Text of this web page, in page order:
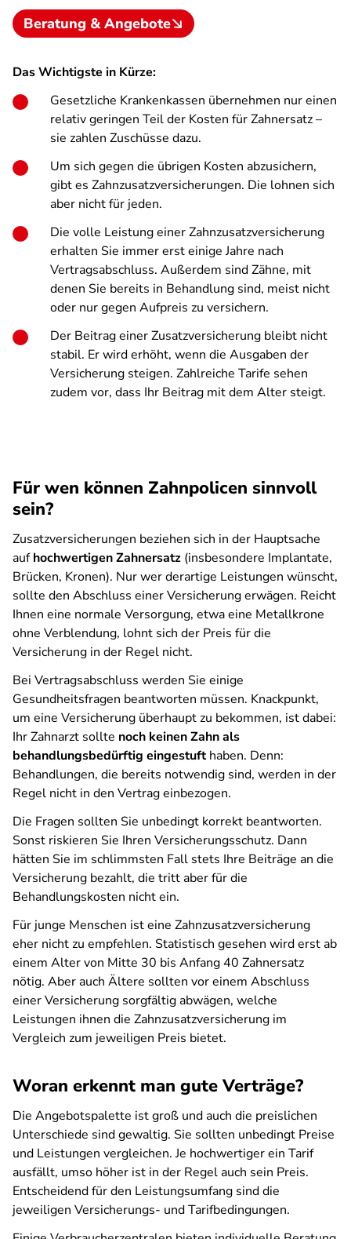
Beratung & Angebote
Das Wichtigste in Kürze:
Gesetzliche Krankenkassen übernehmen nur einen
relativ geringen Teil der Kosten für Zahnersatz –
sie zahlen Zuschüsse dazu.
Um sich gegen die übrigen Kosten abzusichern,
gibt es Zahnzusatzversicherungen. Die lohnen sich
aber nicht für jeden.
Die volle Leistung einer Zahnzusatzversicherung
erhalten Sie immer erst einige Jahre nach
Vertragsabschluss. Außerdem sind Zähne, mit
denen Sie bereits in Behandlung sind, meist nicht
oder nur gegen Aufpreis zu versichern.
Der Beitrag einer Zusatzversicherung bleibt nicht
stabil. Er wird erhöht, wenn die Ausgaben der
Versicherung steigen. Zahlreiche Tarife sehen
zudem vor, dass Ihr Beitrag mit dem Alter steigt.
Für wen können Zahnpolicen sinnvoll
sein?
Zusatzversicherungen beziehen sich in der Hauptsache
aufhochwertigen Zahnersatz (insbesondere Implantate,
Brücken, Kronen). Nur wer derartige Leistungen wünscht,
sollte den Abschluss einer Versicherung erwägen. Reicht
Ihnen eine normale Versorgung, etwa eine Metallkrone
ohne Verblendung, lohnt sich der Preis für die
Versicherung in der Regel nicht.
Bei Vertragsabschluss werden Sie einige
Gesundheitsfragen beantworten müssen. Knackpunkt,
um eine Versicherung überhaupt zu bekommen, ist dabei:
Ihr Zahnarzt sollte noch keinen Zahn als
behandlungsbedürftig eingestufthaben. Denn:
Behandlungen, die bereits notwendig sind, werden in der
Regel nicht in den Vertrag einbezogen.
Die Fragen sollten Sie unbedingt korrekt beantworten.
Sonst riskieren Sie Ihren Versicherungsschutz. Dann
hätten Sie im schlimmsten Fall stets Ihre Beiträge an die
Versicherung bezahlt, die tritt aber für die
Behandlungskosten nicht ein.
Für junge Menschen ist eine Zahnzusatzversicherung
eher nicht zu empfehlen. Statistisch gesehen wird erst ab
einem Alter von Mitte 30 bis Anfang 40 Zahnersatz
nötig. Aber auch Ältere sollten vor einem Abschluss
einer Versicherung sorgfältig abwägen, welche
Leistungen ihnen die Zahnzusatzversicherung im
Vergleich zum jeweiligen Preis bietet.
Woran erkennt man gute Verträge?
Die Angebotspalette ist groß und auch die preislichen
Unterschiede sind gewaltig. Sie sollten unbedingt Preise
und Leistungen vergleichen. Je hochwertiger ein Tarif
ausfällt, umso höher ist in der Regel auch sein Preis.
Entscheidend für den Leistungsumfang sind die
jeweiligen Versicherungs- und Tarifbedingungen.